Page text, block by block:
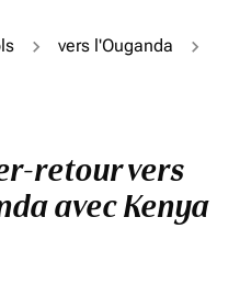
vers l'Ouganda
retour vers
avec Kenya